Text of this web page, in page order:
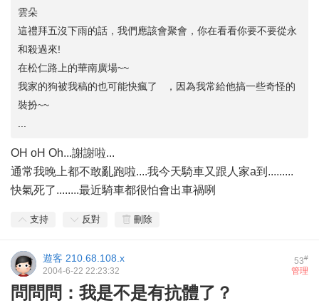
雲朵
這禮拜五沒下雨的話，我們應該會聚會，你在看看你要不要從永
和殺過來!
在松仁路上的華南廣場~~
我家的狗被我稿的也可能快瘋了 ，因為我常給他搞一些奇怪的
裝扮~~
OH oH Oh...謝謝啦...
通常我晚上都不敢亂跑啦....我今天騎車又跟人家a到.........
快氣死了........最近騎車都很怕會出車禍咧
支持 反對 刪除
53#
遊客 210.68.108.x
管理
2004-6-22 22:23:32
問問問：我是不是有抗體了？